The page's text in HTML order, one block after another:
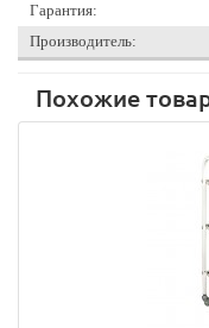
Гарантия:
Производитель:
Похожие